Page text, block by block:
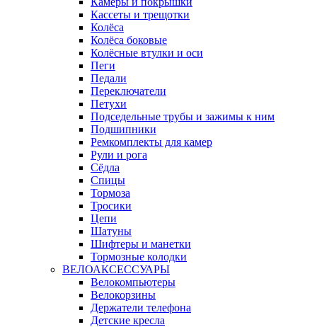
Кассеты и трещотки
Колёса
Колёса боковые
Колёсные втулки и оси
Пеги
Педали
Переключатели
Петухи
Подседельные трубы и зажимы к ним
Подшипники
Ремкомплекты для камер
Рули и рога
Сёдла
Спицы
Тормоза
Тросики
Цепи
Шатуны
Шифтеры и манетки
Тормозные колодки
ВЕЛОАКСЕССУАРЫ
Велокомпьютеры
Велокорзины
Держатели телефона
Детские кресла